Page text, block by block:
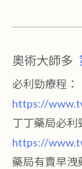
奧術大師多
必利勁療程：
https://
丁丁藥局必利
https://
藥局有賣早洩